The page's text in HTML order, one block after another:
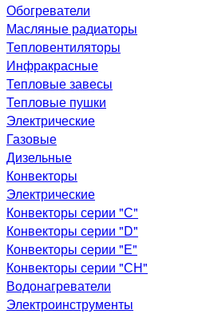
Обогреватели
Масляные радиаторы
Тепловентиляторы
Инфракрасные
Тепловые завесы
Тепловые пушки
Электрические
Газовые
Дизельные
Конвекторы
Электрические
Конвекторы серии "С"
Конвекторы серии "D"
Конвекторы серии "Е"
Конвекторы серии "СН"
Водонагреватели
Электроинструменты